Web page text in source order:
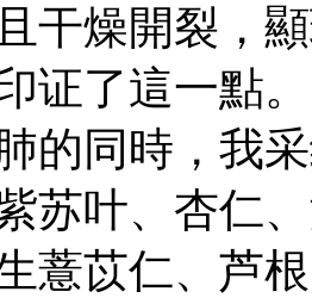
干燥開裂，
证了這一點。
的同時，我
苏叶、杏仁
薏苡仁、芦